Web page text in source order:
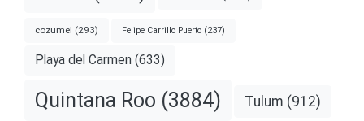
cozumel (293) Felipe Carrillo Puerto (237)
Playa del Carmen (633)
Quintana Roo (3884) Tulum (912)